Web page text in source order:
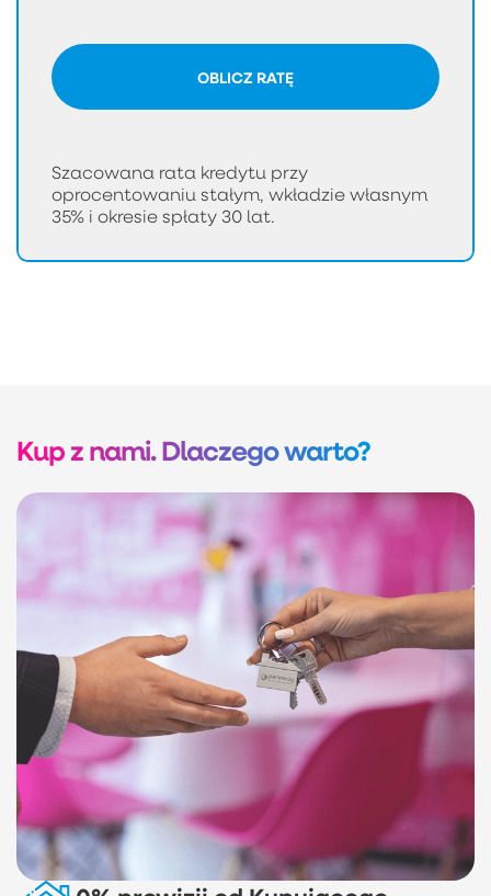
OBLICZ RATĘ
Szacowana rata kredytu przy
oprocentowaniu stałym, wkładzie własnym
35% i okresie spłaty 30 lat.
Kup z nami. Dlaczego warto?